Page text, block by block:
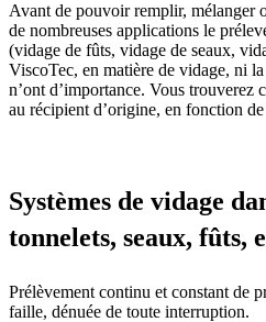
Avant de pouvoir remplir, mélanger
de nombreuses applications le
(vidage de fûts, vidage de seaux,
ViscoTec, en matière de vidage, ni
n’ont d’importance. Vous trouverez
au récipient d’origine, en fonction
Systèmes de vidage
tonnelets, seaux, fûts,
Prélèvement continu et constant de
faille, dénuée de toute interruption.